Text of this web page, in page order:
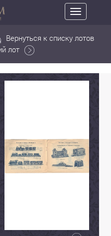
Toggle
navigation
Вернуться к списку лотов
лот